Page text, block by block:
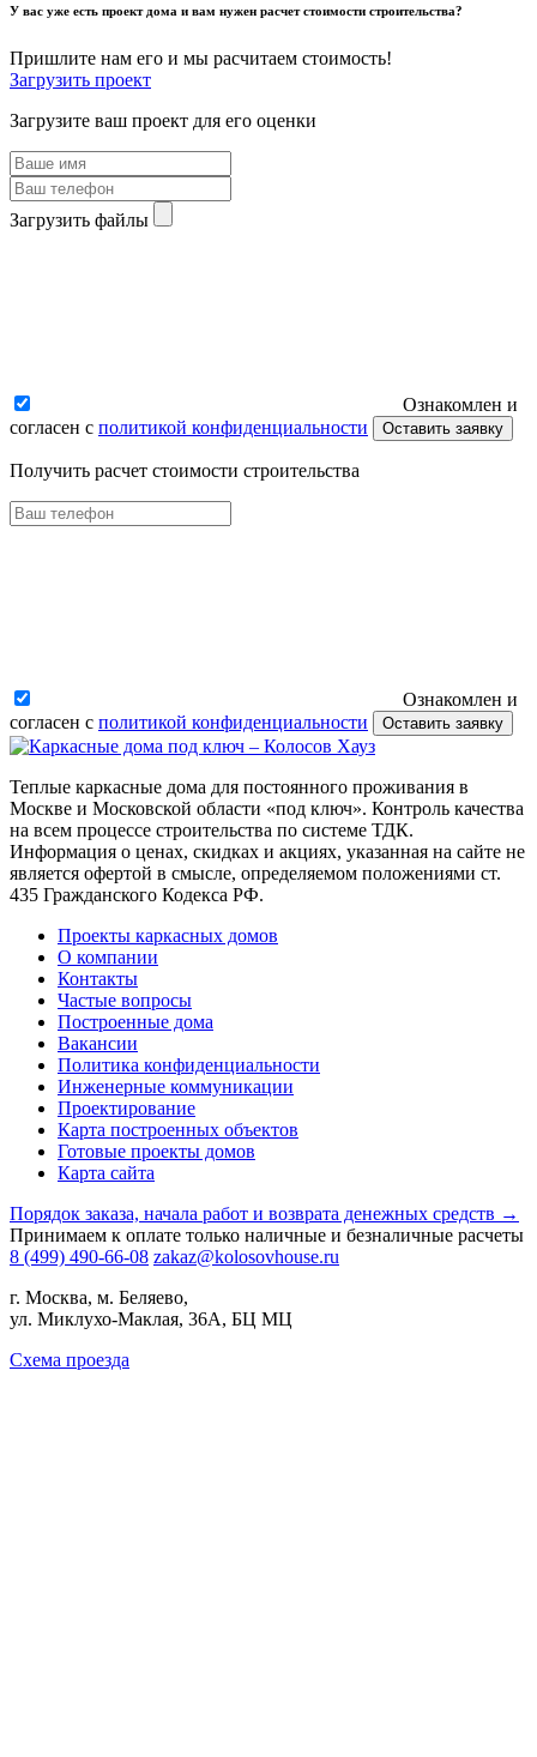
У вас уже есть проект дома и вам нужен расчет стоимости строительства?
Пришлите нам его и мы расчитаем стоимость!
Загрузить проект
Загрузите ваш проект для его оценки
Загрузить файлы
Ознакомлен и
согласен с политикой конфиденциальности Оставить заявку
Получить расчет стоимости строительства
Ознакомлен и
согласен с политикой конфиденциальности Оставить заявку
Теплые каркасные дома для постоянного проживания в
Москве и Московской области «под ключ». Контроль качества
на всем процессе строительства по системе ТДК.
Информация о ценах, скидках и акциях, указанная на сайте не
является офертой в смысле, определяемом положениями ст.
435 Гражданского Кодекса РФ.
Проекты каркасных домов
О компании
Контакты
Частые вопросы
Построенные дома
Вакансии
Политика конфиденциальности
Инженерные коммуникации
Проектирование
Карта построенных объектов
Готовые проекты домов
Карта сайта
Порядок заказа, начала работ и возврата денежных средств →
Принимаем к оплате только наличные и безналичные расчеты
8 (499) 490-66-08 zakaz@kolosovhouse.ru
г. Москва, м. Беляево,
ул. Миклухо-Маклая, 36А, БЦ МЦ
Схема проезда